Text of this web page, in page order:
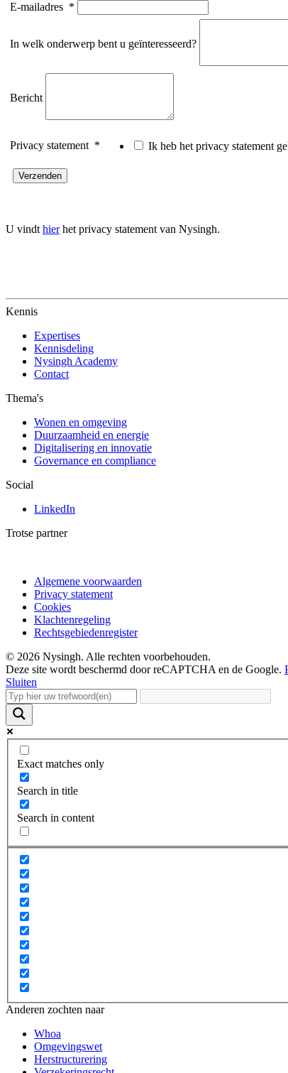
E-mailadres *
In welk onderwerp bent u geïnteresseerd?
Bericht
Privacy statement * Ik heb het privacy statement
U vindt hierhet privacy statement van Nysingh.
Kennis
Expertises
Kennisdeling
Nysingh Academy
Contact
Thema's
Wonen en omgeving
Duurzaamheid en energie
Digitalisering en innovatie
Governance en compliance
Social
LinkedIn
Trotse partner
Algemene voorwaarden
Privacy statement
Cookies
Klachtenregeling
Rechtsgebiedenregister
© 2026 Nysingh. Alle rechten voorbehouden.
Deze site wordt beschermd door reCAPTCHA en de Google.
Sluiten
Exact matches only
Search in title
Search in content
Anderen zochten naar
Whoa
Omgevingswet
Herstructurering